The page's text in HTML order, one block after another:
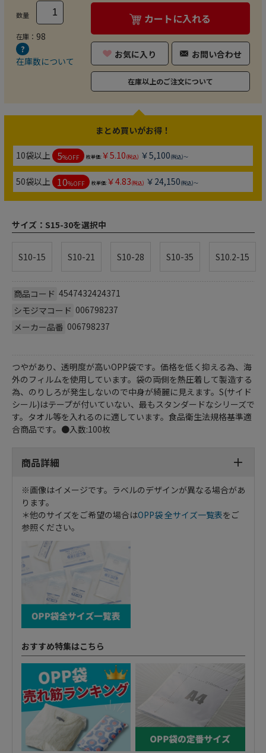
数量
在庫： 98
在庫数について
カートに入れる
お気に入り お問い合わせ
在庫以上のご注文について
まとめ買いがお得！
10袋以上 5%OFF 枚単価:￥5.10(税込) ￥5,100(税込)～
50袋以上 10%OFF 枚単価:￥4.83(税込) ￥24,150(税込)～
サイズ： S15-30を選択中
S10-15 S10-21 S10-28 S10-35 S10.2-15
商品コード 4547432424371
シモジマコード 006798237
メーカー品番 006798237
つやがあり、透明度が高いOPP袋です。価格を低く抑える為、海
外のフィルムを使用しています。袋の両側を熱圧着して製造する
為、のりしろが発生しないので中身が綺麗に見えます。S(サイド
シール)はテープが付いていない、最もスタンダードなシリーズで
す。タオル等を入れるのに適しています。食品衛生法規格基準適
合商品です。●入数:100枚
商品詳細
※画像はイメージです。ラベルのデザインが異なる場合があ
ります。
＊他のサイズをご希望の場合はOPP袋 全サイズ一覧表をご
参照ください。
おすすめ特集はこちら